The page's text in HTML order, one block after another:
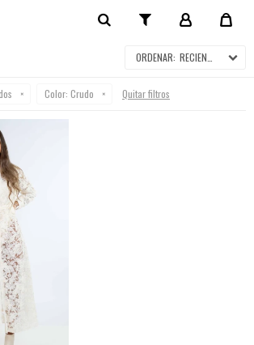
VESTIDOS
RECIENTES
Color: Crudo Quitar filtros